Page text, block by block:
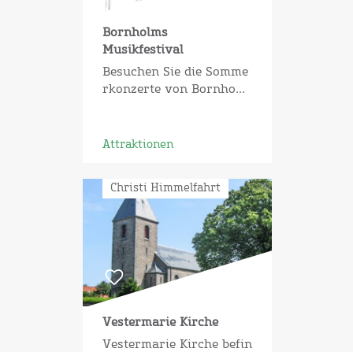
Bornholms
Musikfestival
Besuchen Sie die Somme
rkonzerte von Bornho...
Attraktionen
Christi Himmelfahrt
Vestermarie Kirche
Vestermarie Kirche befin